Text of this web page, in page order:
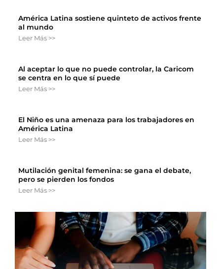
América Latina sostiene quinteto de activos frente
al mundo
Leer Más >>
Al aceptar lo que no puede controlar, la Caricom
se centra en lo que sí puede
Leer Más >>
El Niño es una amenaza para los trabajadores en
América Latina
Leer Más >>
Mutilación genital femenina: se gana el debate,
pero se pierden los fondos
Leer Más >>